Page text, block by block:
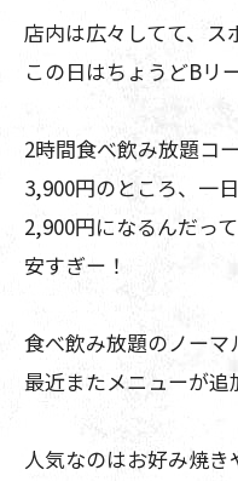
店内は広々してて、ス
この日はちょうどBリ
2時間食べ飲み放題コ
3,900円のところ、一
2,900円になるんだっ
安すぎー！
食べ飲み放題のノーマ
最近またメニューが
人気なのはお好み焼き